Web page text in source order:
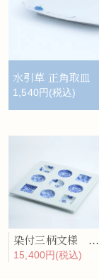
水引草 正角取皿
1,540円(税込)
染付三柄文様 九品盛
15,400円(税込)